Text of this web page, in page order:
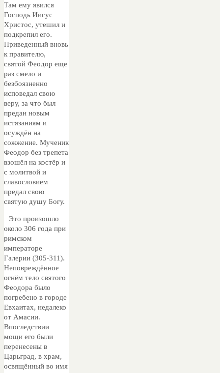
Там ему явился
Господь Иисус
Христос, утешил и
подкрепил его.
Приведенный вновь
к правителю,
святой Феодор еще
раз смело и
безбоязненно
исповедал свою
веру, за что был
предан новым
истязаниям и
осуждён на
сожжение. Мученик
Феодор без трепета
взошёл на костёр и
с молитвой и
славословием
предал свою
святую душу Богу.
Это произошло
около 306 года при
римском
императоре
Галерии (305-311).
Неповреждённое
огнём тело святого
Феодора было
погребено в городе
Евхаитах, недалеко
от Амасии.
Впоследствии
мощи его были
перенесены в
Царьград, в храм,
освящённый во имя